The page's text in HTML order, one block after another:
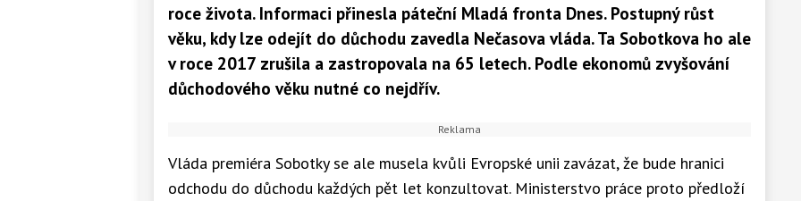
roce života. Informaci přinesla páteční Mladá fronta Dnes. Postupný růst
věku, kdy lze odejít do důchodu zavedla Nečasova vláda. Ta Sobotkova ho ale
v roce 2017 zrušila a zastropovala na 65 letech. Podle ekonomů zvyšování
důchodového věku nutné co nejdřív.
Vláda premiéra Sobotky se ale musela kvůli Evropské unii zavázat, že bude hranici
odchodu do důchodu každých pět let konzultovat. Ministerstvo práce proto předloží